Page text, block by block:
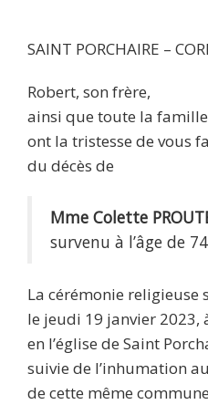
SAINT PORCHAIRE –
Robert, son frère,
ainsi que toute la famille
ont la tristesse de vous
du décès de
Mme Colette
survenu à l’âge de
La cérémonie religieuse
le jeudi 19 janvier 2023,
en l’église de Saint
suivie de l’inhumation
de cette même